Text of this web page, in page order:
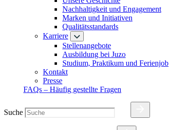
Nachhaltigkeit und Engagement
Marken und Initiativen
Qualitätsstandards
Karriere
Stellenangebote
Ausbildung bei Juzo
Studium, Praktikum und Ferienjob
Kontakt
Presse
FAQs – Häufig gestellte Fragen
Suche